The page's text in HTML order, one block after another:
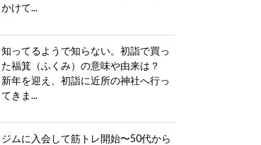
かけて...
知ってるようで知らない。初詣で買っ
た福箕（ふくみ）の意味や由来は？
新年を迎え、初詣に近所の神社へ行っ
てきま...
ジムに入会して筋トレ開始〜50代から